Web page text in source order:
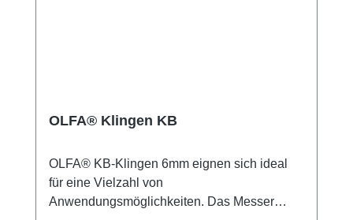
OLFA® Klingen KB
OLFA® KB-Klingen 6mm eignen sich ideal
für eine Vielzahl von
Anwendungsmöglichkeiten. Das Messer